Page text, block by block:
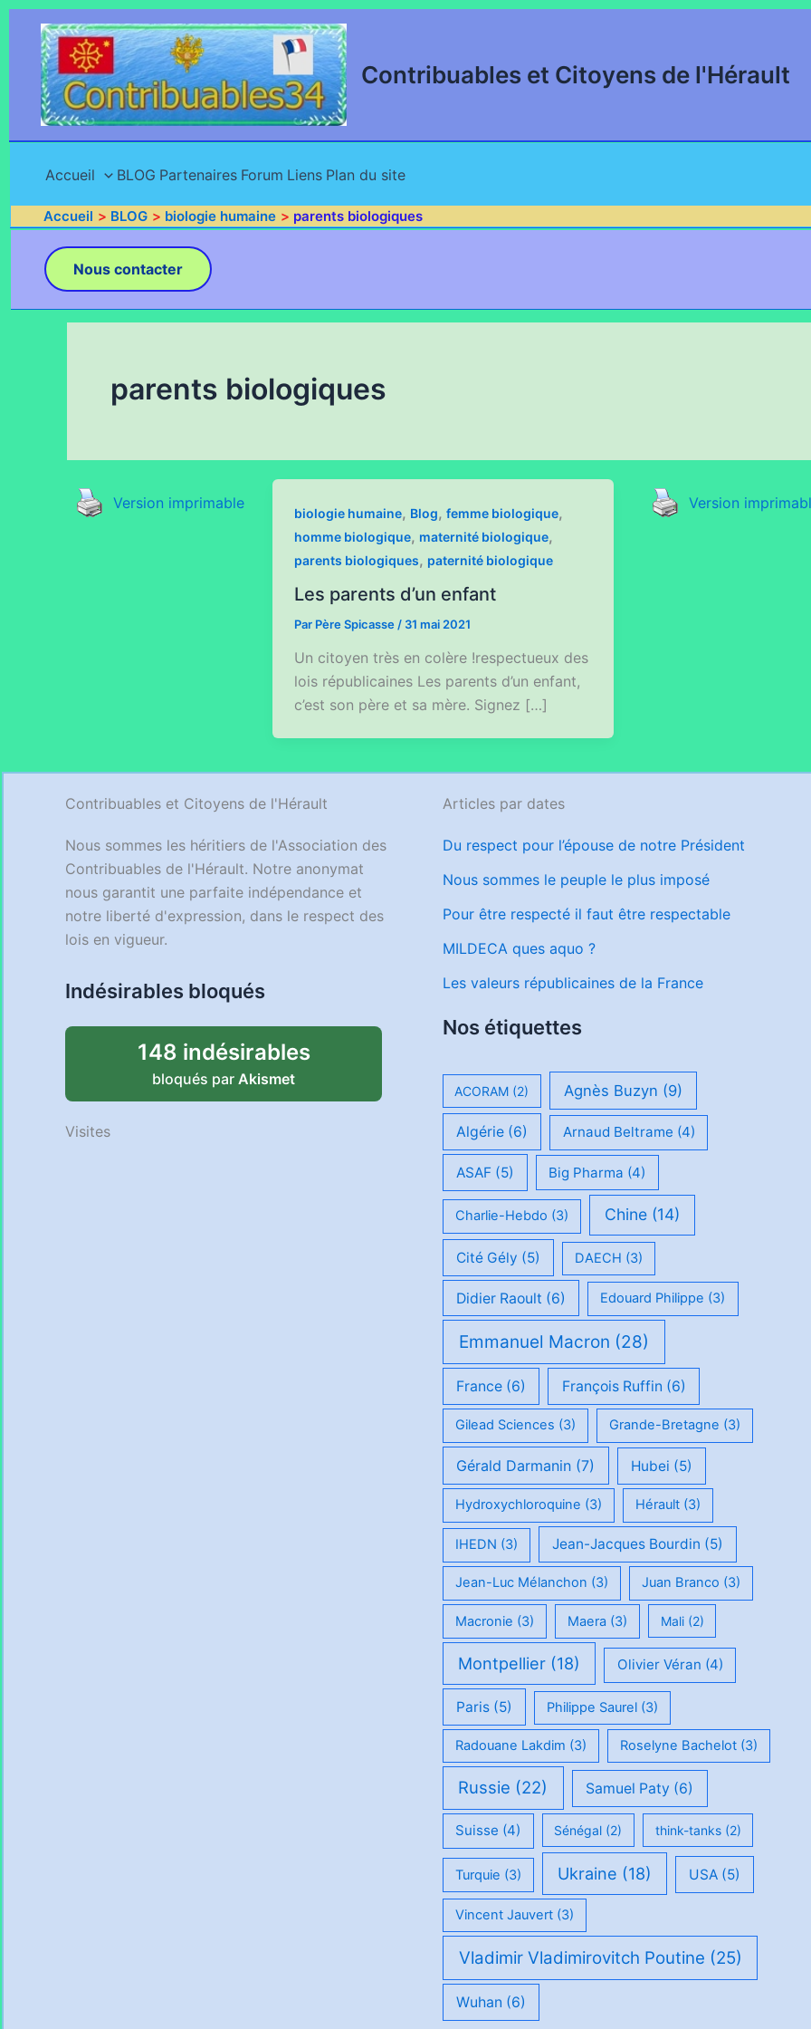
Aller
contenu
Contribuables et Citoyens de l'Hérault
Accueil BLOG Partenaires Forum Liens Plan du site
Accueil BLOG biologie humaine parents biologiques
Nous contacter
parents biologiques
Version imprimable
biologie humaine, Blog, femme biologique,
homme biologique, maternité biologique,
parents biologiques, paternité biologique
Les parents d’un enfant
Par Père Spicasse / 31 mai 2021
Un citoyen très en colère !respectueux des
lois républicaines Les parents d’un enfant,
c’est son père et sa mère. Signez […]
Version
Contribuables et Citoyens de l'Hérault
Nous sommes les héritiers de l'Association des
Contribuables de l'Hérault. Notre anonymat
nous garantit une parfaite indépendance et
notre liberté d'expression, dans le respect des
lois en vigueur.
Indésirables bloqués
148 indésirables
bloqués par Akismet
Visites
Articles par dates
Du respect pour l’épouse de notre Président
Nous sommes le peuple le plus imposé
Pour être respecté il faut être respectable
MILDECA ques aquo ?
Les valeurs républicaines de la France
Nos étiquettes
ACORAM (2) Agnès Buzyn (9)
Algérie(6) Arnaud Beltrame (4)
ASAF(5) Big Pharma (4)
Charlie-Hebdo (3) Chine(14)
Cité Gély (5) DAECH (3)
Didier Raoult (6) Edouard Philippe (3)
Emmanuel Macron (28)
France(6) François Ruffin (6)
Gilead Sciences (3) Grande-Bretagne (3)
Gérald Darmanin (7) Hubei (5)
Hydroxychloroquine (3) Hérault (3)
IHEDN (3) Jean-Jacques Bourdin (5)
Jean-Luc Mélanchon (3) Juan Branco (3)
Macronie (3) Maera (3) Mali(2)
Montpellier(18) Olivier Véran (4)
Paris(5) Philippe Saurel(3)
Radouane Lakdim (3) Roselyne Bachelot (3)
Russie (22) Samuel Paty (6)
Suisse (4) Sénégal (2) think-tanks(2)
Turquie (3) Ukraine (18) USA (5)
Vincent Jauvert(3)
Vladimir Vladimirovitch Poutine (25)
Wuhan (6)